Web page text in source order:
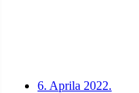
6. Aprila 2022.